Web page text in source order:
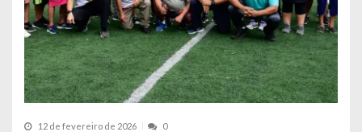
12 de fevereiro de 2026 0